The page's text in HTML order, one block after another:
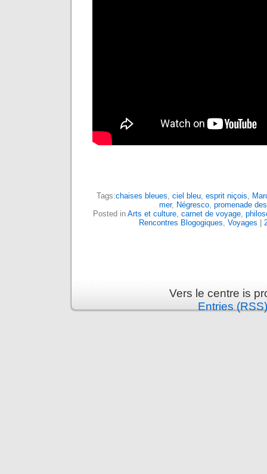
Tags:chaises bleues ciel bleu esprit niçois
mer, Négresco promenade
Posted in Arts et culture, carnet de voyage,
Rencontres Blogogiques Voyages |
Vers le centre is
Entries (RSS)